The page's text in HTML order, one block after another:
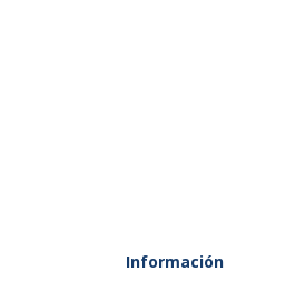
AperturaInformación